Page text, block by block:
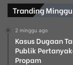
Tranding
2 minggu ago
Kasus Dugaan
Publik
Propam